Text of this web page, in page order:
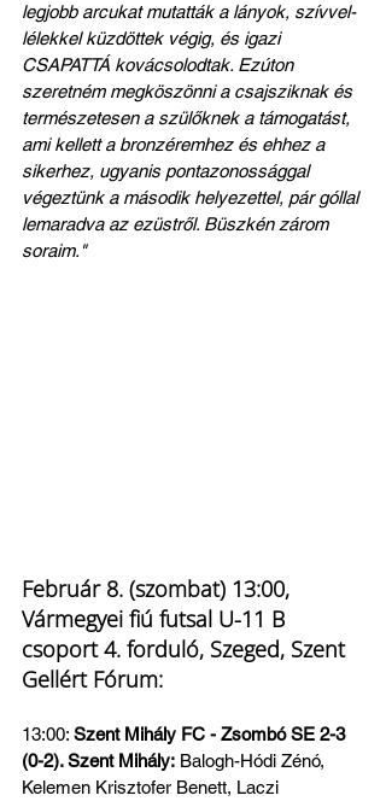
legjobb arcukat mutatták a lányok, szívvel-
lélekkel küzdöttek végig, és igazi
CSAPATTÁ kovácsolodtak. Ezúton
szeretném megköszönni a csajsziknak és
természetesen a szülőknek a támogatást,
ami kellett a bronzéremhez és ehhez a
sikerhez, ugyanis pontazonossággal
végeztünk a második helyezettel, pár góllal
lemaradva az ezüstről. Büszkén zárom
soraim."
Február 8. (szombat) 13:00,
Vármegyei fiú futsal U-11 B
csoport 4. forduló, Szeged, Szent
Gellért Fórum:
13:00: Szent Mihály FC - Zsombó SE 2-3
(0-2). Szent Mihály: Balogh-Hódi Zénó,
Kelemen Krisztofer Benett, Laczi